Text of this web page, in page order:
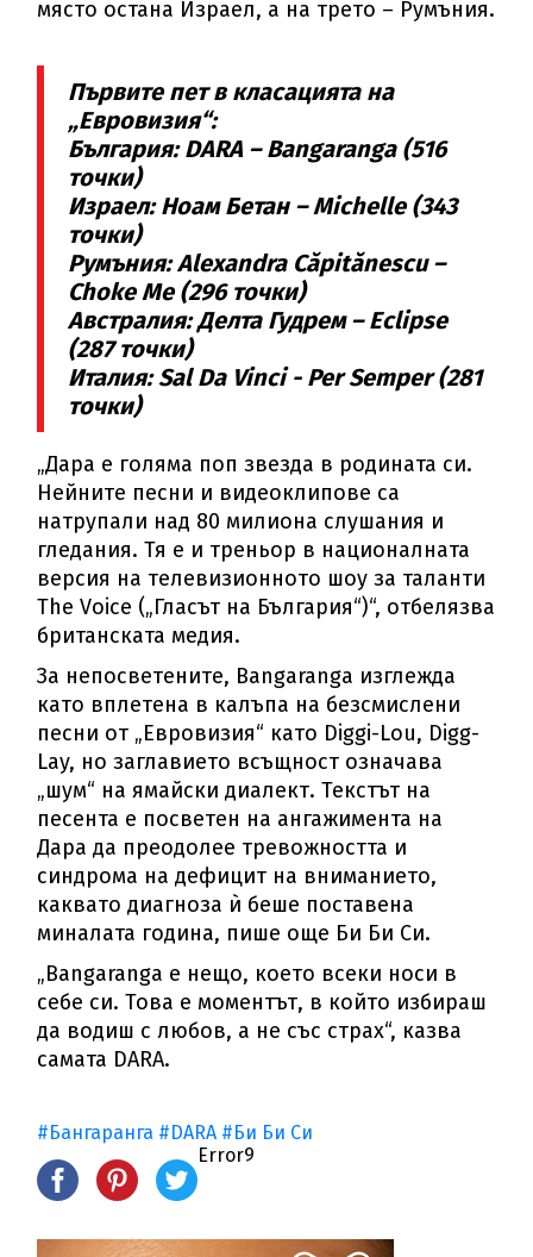
място остана Израел, а на трето – Румъния.
Първите пет в класацията на
„Евровизия“:
България: DARA – Bangaranga (516
точки)
Израел: Ноам Бетан – Michelle (343
точки)
Румъния: Alexandra Căpitănescu –
Choke Me (296 точки)
Австралия: Делта Гудрем – Eclipse
(287 точки)
Италия: Sal Da Vinci - Per Semper (281
точки)
„Дара е голяма поп звезда в родината си.
Нейните песни и видеоклипове са
натрупали над 80 милиона слушания и
гледания. Тя е и треньор в националната
версия на телевизионното шоу за таланти
The Voice („Гласът на България“)“, отбелязва
британската медия.
За непосветените, Bangaranga изглежда
като вплетена в калъпа на безсмислени
песни от „Евровизия“ като Diggi-Lou, Digg-
Lay, но заглавието всъщност означава
„шум“ на ямайски диалект. Текстът на
песента е посветен на ангажимента на
Дара да преодолее тревожността и
синдрома на дефицит на вниманието,
каквато диагноза ѝ беше поставена
миналата година, пише още Би Би Си.
„Bangaranga е нещо, което всеки носи в
себе си. Това е моментът, в който избираш
да водиш с любов, а не със страх“, казва
самата DARA.
#Бангаранга #DARA #Би Би Си
Error9